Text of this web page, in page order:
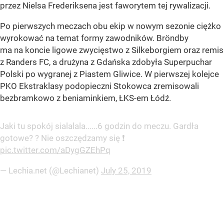
przez Nielsa Frederiksena jest faworytem tej rywalizacji.
Po pierwszych meczach obu ekip w nowym sezonie ciężko
wyrokować na temat formy zawodników. Bröndby
ma na koncie ligowe zwycięstwo z Silkeborgiem oraz remis
z Randers FC, a drużyna z Gdańska zdobyła Superpuchar
Polski po wygranej z Piastem Gliwice. W pierwszej kolejce
PKO Ekstraklasy podopieczni Stokowca zremisowali
bezbramkowo z beniaminkiem, ŁKS-em Łódź.
Jaki tu spokój sialalala......6 godzin do meczu. Gardła
gotowe? ? Nie oszczędzamy się ❗
pic.twitter.com/aDygGZEhPq
— Lechia.net (@Lechianet) July 25, 2019